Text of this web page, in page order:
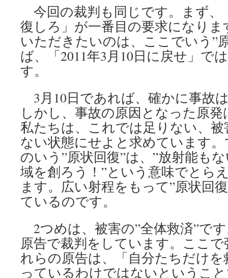
今回の裁判も同じです。まず、
復しろ」が一番目の要求になり
いただきたいのは、ここでいう”
ば、「2011年3月10日に戻せ」で
す。
3月10日であれば、確かに事故
しかし、事故の原因となった原
私たちは、これでは足りない、
ない状態にせよと求めています
のいう”原状回復”は、”放射能も
域を創ろう！”という意味でとら
ます。広い射程をもって”原状回
ているのです。
2つめは、被害の”全体救済”で
原告で裁判をしています。ここ
れらの原告は、「自分たちだけ
っているわけではないというこ